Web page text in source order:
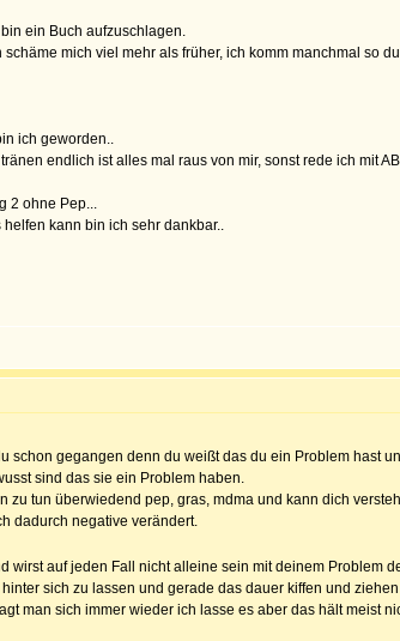
ein Buch aufzuschlagen.
mich viel mehr als früher, ich komm manchmal so
ich geworden..
endlich ist alles mal raus von mir, sonst rede ich mit
2 ohne Pep...
kann bin ich sehr dankbar..
schon gegangen denn du weißt das du ein Problem hast
sind das sie ein Problem haben.
zu tun überwiedend pep, gras, mdma und kann dich
dadurch negative verändert.
wirst auf jeden Fall nicht alleine sein mit deinem Problem
sich zu lassen und gerade das dauer kiffen und
man sich immer wieder ich lasse es aber das hält meist